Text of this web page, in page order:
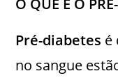
O QUE É O
Pré-diabetes é
no sangue